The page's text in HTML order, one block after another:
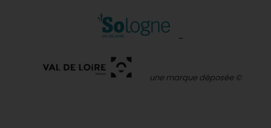
une marque déposée ©